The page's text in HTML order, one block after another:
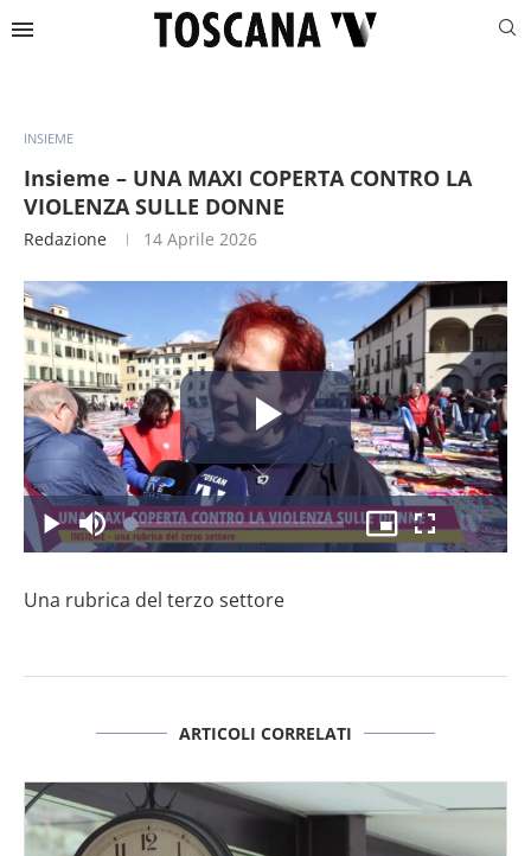
INSIEME
Insieme – UNA MAXI COPERTA CONTRO LA
VIOLENZA SULLE DONNE
Redazione 14 Aprile 2026
il
video
PlayDisattiva
l’audio
Caricato:
3.70%
Picture-
in-
Schermo
intero
Una rubrica del terzo settore
ARTICOLI CORRELATI